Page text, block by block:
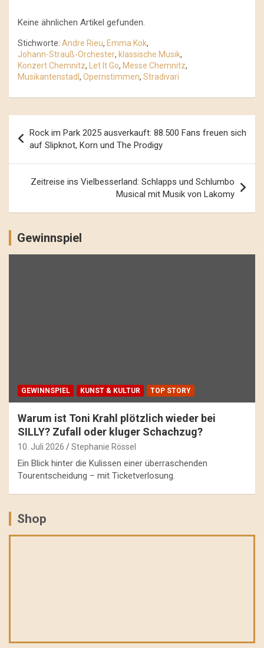
Keine ähnlichen Artikel gefunden.
Stichworte: Andre Rieu, Emma Kok,
Johann-Strauß-Orchester, klassische Musik,
Konzert Chemnitz, Let It Go, Messe Chemnitz,
Musikantenstadl , Opernstimmen, Stradivari
Navigation
Rock im Park 2025 ausverkauft: 88.500 Fans freuen sich
auf Slipknot, Korn und The Prodigy
Zeitreise ins Vielbesserland: Schlapps und Schlumbo
Musical mit Musik von Lakomy
Gewinnspiel
GEWINNSPIEL KUNST & KULTUR TOP STORY
Warum ist Toni Krahl plötzlich wieder bei
SILLY? Zufall oder kluger Schachzug?
10. Juli 2026 Stephanie Rössel
Ein Blick hinter die Kulissen einer überraschenden
Tourentscheidung – mit Ticketverlosung.
Shop